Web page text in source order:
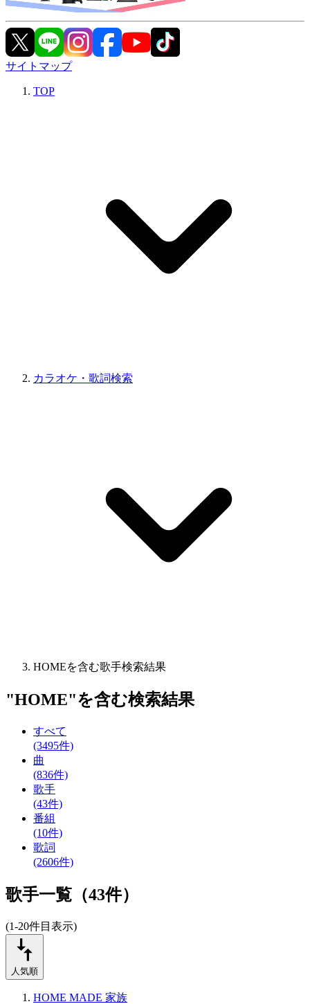
サイトマップ
TOP
カラオケ・歌詞検索
HOMEを含む歌手検索結果
"HOME"を含む検索結果
すべて
(3495件)
曲
(836件)
歌手
(43件)
番組
(10件)
歌詞
(2606件)
歌手一覧（43件）
(1-20件目表示)
人気順
HOME MADE 家族